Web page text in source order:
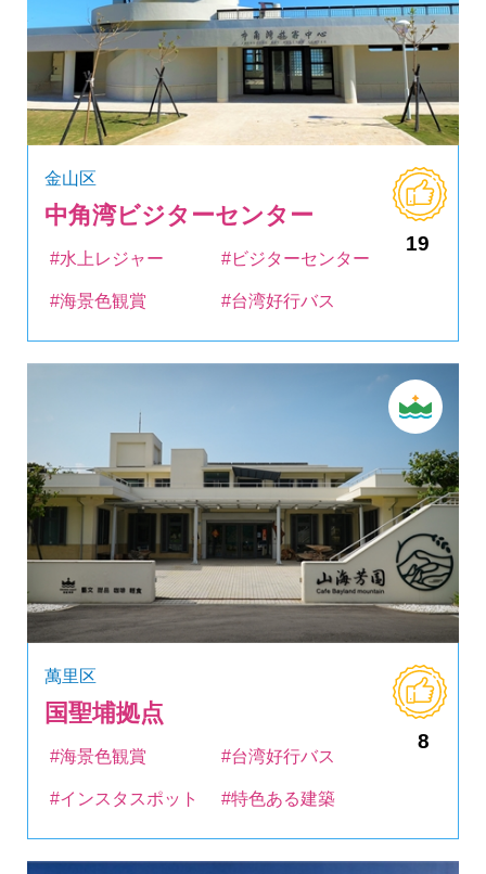
金山区
中角湾ビジターセンター
19
#水上レジャー #ビジターセンター
#海景色観賞 #台湾好行バス
萬里区
国聖埔拠点
8
#海景色観賞 #台湾好行バス
#インスタスポット #特色ある建築